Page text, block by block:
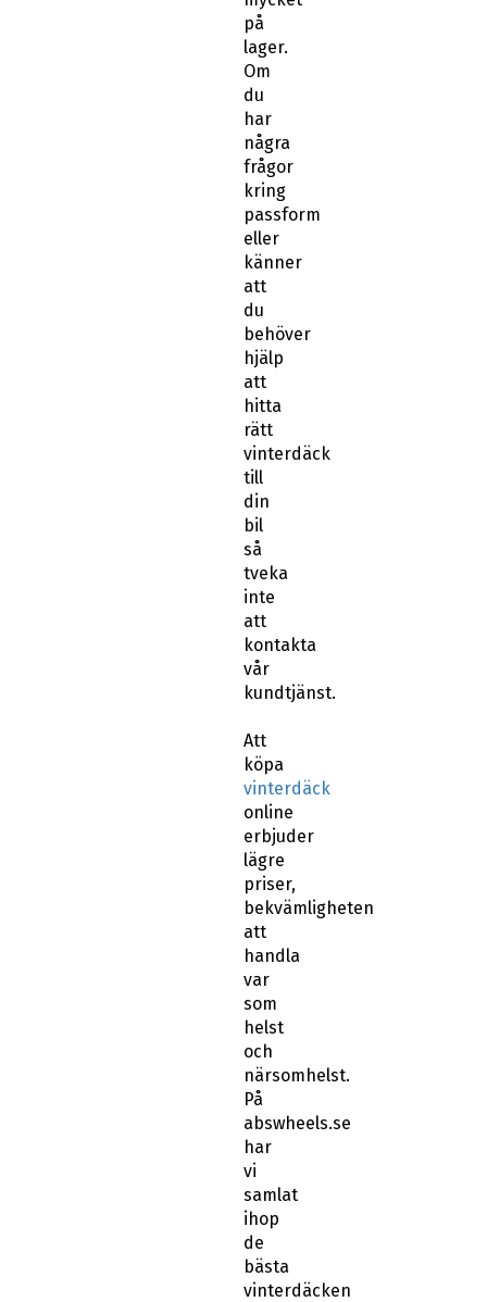
på
lager.
Om
du
har
några
frågor
kring
passform
eller
känner
att
du
behöver
hjälp
att
hitta
rätt
vinterdäck
till
din
bil
så
tveka
inte
att
kontakta
vår
kundtjänst.
Att
köpa
vinterdäck
online
erbjuder
lägre
priser,
bekvämligheten
att
handla
var
som
helst
och
närsomhelst.
På
abswheels.se
har
vi
samlat
ihop
de
bästa
vinterdäcken